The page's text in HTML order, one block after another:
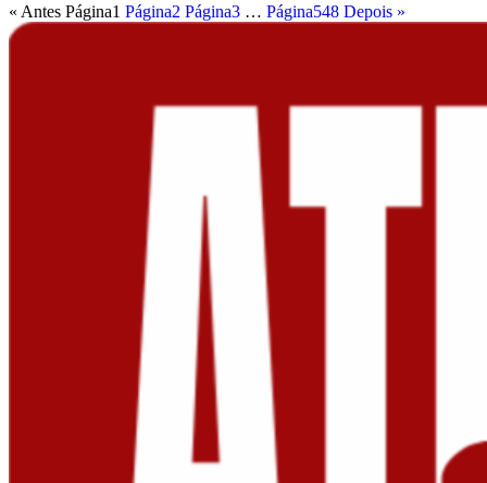
« Antes Página1 Página2 Página3 … Página548 Depois »